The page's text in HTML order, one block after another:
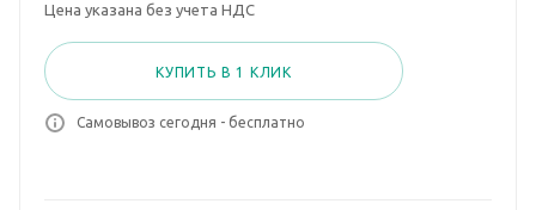
Цена указана без учета НДС
КУПИТЬ В 1 КЛИК
Самовывоз сегодня - бесплатно